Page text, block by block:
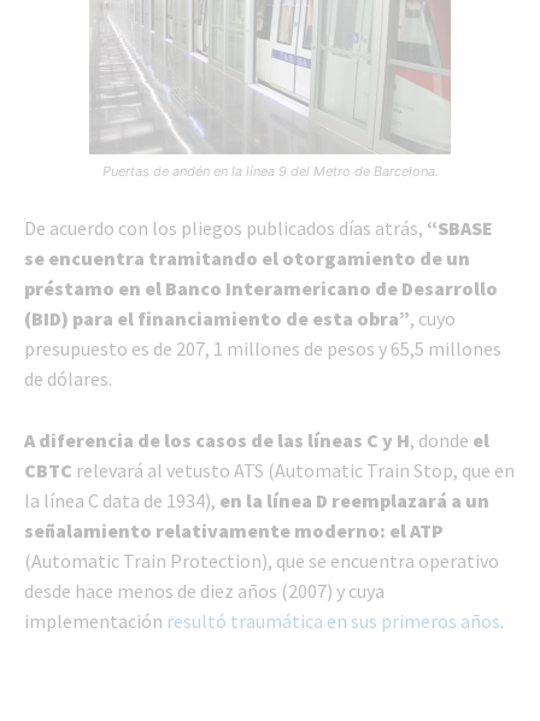
Puertas de andén en la línea 9 del Metro de Barcelona.
De acuerdo con los pliegos publicados días atrás, “SBASE
se encuentra tramitando el otorgamiento de un
préstamo en el Banco Interamericano de Desarrollo
(BID) para el financiamiento de esta obra”, cuyo
presupuesto es de 207, 1 millones de pesos y 65,5 millones
de dólares.
A diferencia de los casos de las líneas C y H, donde el
CBTC relevará al vetusto ATS (Automatic Train Stop, que en
la línea C data de 1934), en la línea D reemplazará a un
señalamiento relativamente moderno: el ATP
(Automatic Train Protection), que se encuentra operativo
desde hace menos de diez años (2007) y cuya
implementación resultó traumática en sus primeros años.